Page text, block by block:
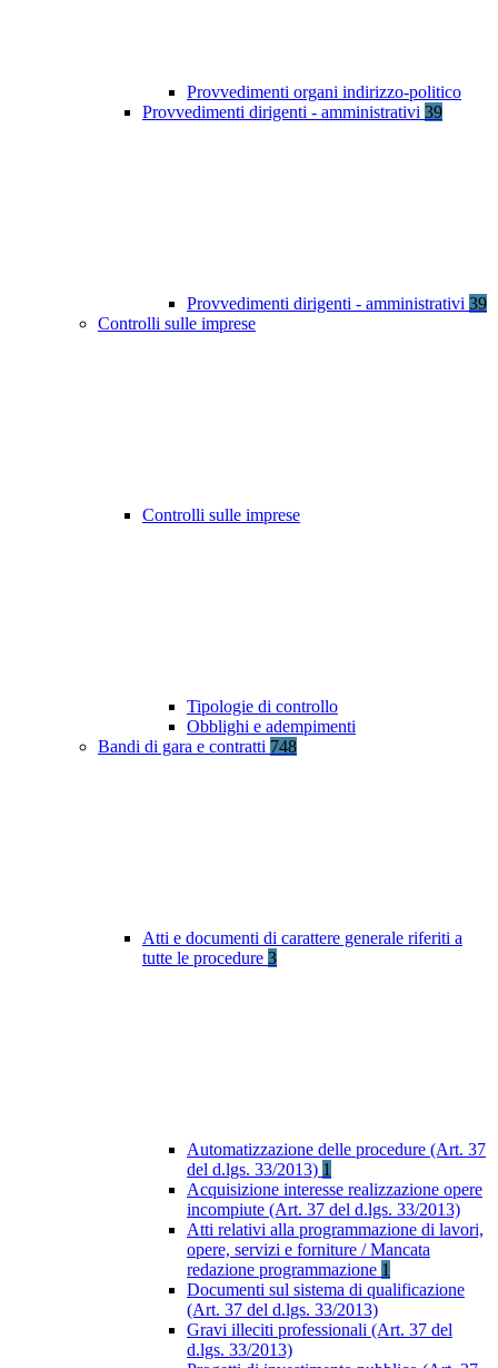
Provvedimenti organi indirizzo-politico
Provvedimenti dirigenti - amministrativi 39
Provvedimenti dirigenti - amministrativi 39
Controlli sulle imprese
Controlli sulle imprese
Tipologie di controllo
Obblighi e adempimenti
Bandi di gara e contratti 748
Atti e documenti di carattere generale riferiti a
tutte le procedure 3
Automatizzazione delle procedure (Art. 37
del d.lgs. 33/2013) 1
Acquisizione interesse realizzazione opere
incompiute (Art. 37 del d.lgs. 33/2013)
Atti relativi alla programmazione di lavori,
opere, servizi e forniture / Mancata
redazione programmazione 1
Documenti sul sistema di qualificazione
(Art. 37 del d.lgs. 33/2013)
Gravi illeciti professionali (Art. 37 del
d.lgs. 33/2013)